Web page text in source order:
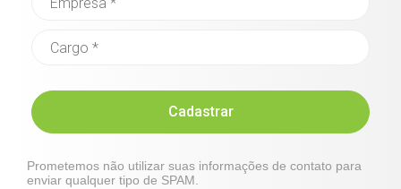
Cadastrar
Prometemos não utilizar suas informações de contato para
enviar qualquer tipo de SPAM.